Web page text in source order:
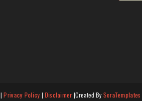
|Privacy Policy | Disclaimer |Created BySoraTemplates